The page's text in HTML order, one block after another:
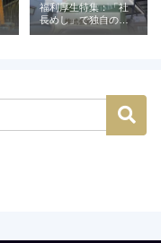
福利厚生特集：「社
長めし」で独自の魅
力を発信（株式会社